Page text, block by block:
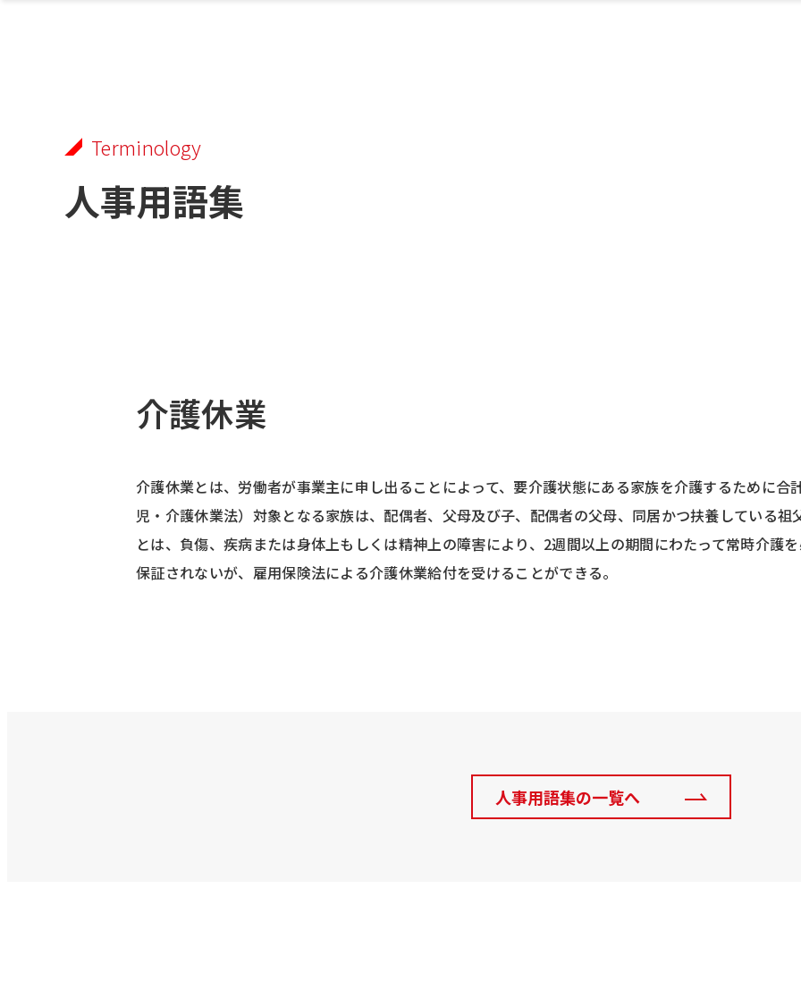
Terminology
人事用語集
介護休業
介護休業とは、労働者が事業主に申し出ることによって、要介護状態にある家族を介護するために合
児・介護休業法）対象となる家族は、配偶者、父母及び子、配偶者の父母、同居かつ扶養している
とは、負傷、疾病または身体上もしくは精神上の障害により、2週間以上の期間にわたって常時介護
保証されないが、雇用保険法による介護休業給付を受けることができる。
人事用語集の一覧へ